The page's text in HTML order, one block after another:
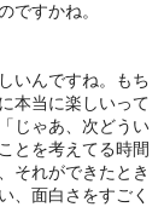
ですかね。
いんですね。もち
本当に楽しいって
じゃあ、次どうい
とを考えてる時間
それができたとき
、面白さをすごく